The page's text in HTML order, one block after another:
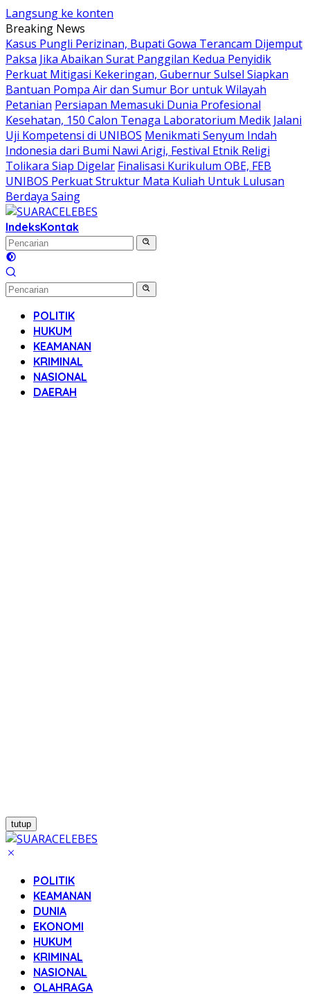
Langsung ke konten
Breaking News
Kasus Pungli Perizinan, Bupati Gowa Terancam Dijemput
Paksa Jika Abaikan Surat Panggilan Kedua Penyidik
Perkuat Mitigasi Kekeringan, Gubernur Sulsel Siapkan
Bantuan Pompa Air dan Sumur Bor untuk Wilayah
Petanian Persiapan Memasuki Dunia Profesional
Kesehatan, 150 Calon Tenaga Laboratorium Medik Jalani
Uji Kompetensi di UNIBOS Menikmati Senyum Indah
Indonesia dari Bumi Nawi Arigi, Festival Etnik Religi
Tolikara Siap Digelar Finalisasi Kurikulum OBE, FEB
UNIBOS Perkuat Struktur Mata Kuliah Untuk Lulusan
Berdaya Saing
IndeksKontak
POLITIK
HUKUM
KEAMANAN
KRIMINAL
NASIONAL
DAERAH
tutup
POLITIK
KEAMANAN
DUNIA
EKONOMI
HUKUM
KRIMINAL
NASIONAL
OLAHRAGA